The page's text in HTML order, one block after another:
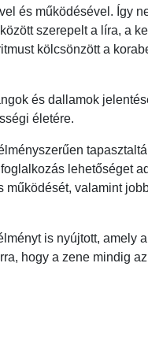
és működésével. Így
szerepelt a líra, a
kölcsönzött a
és dallamok
életére.
lehetőséget
működését, valamint
is nyújtott, amely
hogy a zene mindig